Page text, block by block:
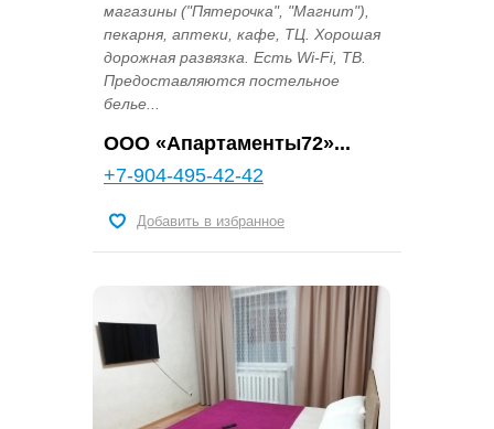
магазины ("Пятерочка", "Магнит"),
пекарня, аптеки, кафе, ТЦ. Хорошая
дорожная развязка. Есть Wi-Fi, ТВ.
Предоставляются постельное
белье...
OOO «Апартаменты72»...
+7-904-495-42-42
Добавить в избранное